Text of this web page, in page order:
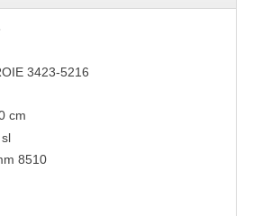
Structures Carrées
Angles Sd150
De Travail Et Échafaudage
3423-5216
cm
8510